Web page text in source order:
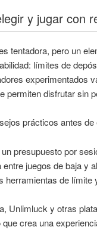
y jugar con
tentadora, pero un
límites de
experimentados
permiten disfrutar sin
prácticos antes
presupuesto por
entre juegos de baja y
herramientas de límite
Unlimluck y otras
que crea una